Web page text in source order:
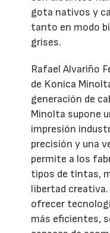
gota nativos y
tanto en modo
grises.
Rafael Alvariño
de Konica
generación de
Minolta supone
impresión
precisión y una
permite a los
tipos de tintas,
libertad
ofrecer
más eficientes,